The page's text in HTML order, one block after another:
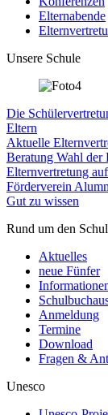
Elternabende
Unsere Schule
Die
Eltern
Aktuelle
Beratung Wahl der
Elternvertretung
Förderverein
Gut zu wissen
Rund um den
Aktuelles
neue Fünfer
Anmeldung
Termine
Download
Fragen &
Unesco